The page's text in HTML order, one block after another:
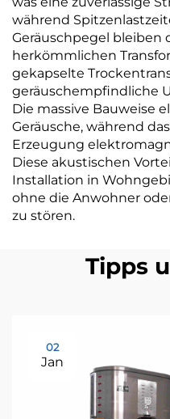
während
Geräuschpegel bleiben
herkömmlichen
gekapselte
geräuschempfindliche
Die massive Bauweise
Geräusche, während
Erzeugung
Diese akustischen
Installation in
ohne die Anwohner
zu stören.
Tipps
02
Jan